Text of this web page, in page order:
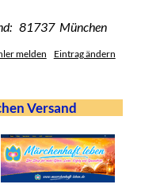
81737 München
melden Eintrag ändern
Versand